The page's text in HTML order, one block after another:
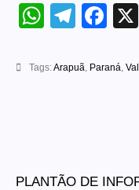
Tags:Arapuã Paraná
PLANTÃO DE